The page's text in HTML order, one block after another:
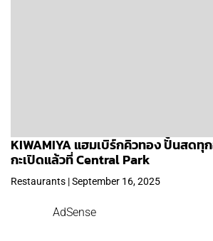
KIWAMIYA แฮมเบิร์กคิวทอง ปั้นสดทุ
กะเปิดแล้วที่ Central Park
Restaurants | September 16, 2025
AdSense